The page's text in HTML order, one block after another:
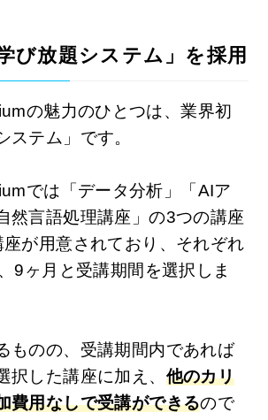
び放題システム」を採用
の魅力のひとつは、業界初
ステム」です。
では「データ分析」「AIア
然言語処理講座」の3つの講座
が用意されており、 それぞれ
9ヶ月と受講期間を選択しま
ものの、受講期間内であれば
択した講座に加え、 他のカリ
費用なしで受講ができるので